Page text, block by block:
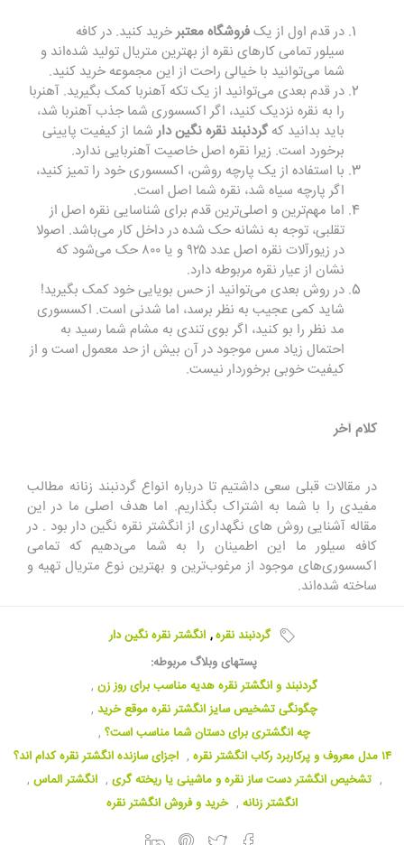
در قدم اول از یکفروشگاه معتبرخرید کنید. در کافه
سیلور تمامی کارهای نقره از بهترین متریال تولید شده‌اند و
شما می‌توانید با خیالی راحت از این مجموعه خرید کنید.
در قدم بعدی می‌توانید از یک تکه آهنربا کمک بگیرید. آهنربا
را به نقره نزدیک کنید، اگر اکسسوری شما جذب آهنربا شد،
باید بدانید که گردنبند نقره نگین دار شما از کیفیت پایینی
برخورد است. زیرا نقره اصل خاصیت آهنربایی ندارد.
با استفاده از یک پارچه روشن، اکسسوری خود را تمیز کنید،
اگر پارچه سیاه شد، نقره شما اصل است.
اما مهم‌ترین و اصلی‌ترین قدم برای شناسایی نقره اصل از
تقلبی، توجه به نشانه حک شده در داخل کار می‌باشد. اصولا
در زیورآلات نقره اصل عدد ۹۲۵ و یا ۸۰۰ حک می‌شود که
نشان از عیار نقره مربوطه دارد.
در روش بعدی می‌توانید از حس بویایی خود کمک بگیرید!
شاید کمی عجیب به نظر برسد، اما شدنی است. اکسسوری
مد نظر را بو کنید، اگر بوی تندی به مشام شما رسید به
احتمال زیاد مس موجود در آن بیش از حد معمول است و از
کیفیت خوبی برخوردار نیست.
کلام آخر
در مقالات قبلی سعی داشتیم تا درباره انواع گردنبند زنانه مطالب
مفیدی را با شما به اشتراک بگذاریم. اما هدف اصلی ما در این
مقاله آشنایی روش های نگهداری از انگشتر نقره نگین دار بود . در
کافه سیلور ما این اطمینان را به شما می‌دهیم که تمامی
اکسسوری‌های موجود از مرغوب‌ترین و بهترین نوع متریال تهیه و
ساخته شده‌اند.
گردنبند نقره, انگشتر نقره نگین دار
پستهای وبلاگ مربوطه:
گردنبند و انگشتر نقره هدیه مناسب برای روز زن ,
چگونگی تشخیص سایز انگشتر نقره موقع خرید ,
چه انگشتری برای دستان شما مناسب است؟ ,
۱۴ مدل معروف و پرکاربرد رکاب انگشتر نقره
, اجزای سازنده انگشتر نقره کدام اند؟
, تشخیص انگشتر دست ساز نقره و ماشینی یا ریخته گری , انگشتر الماس ,
انگشتر زنانه , خرید و فروش انگشتر نقره